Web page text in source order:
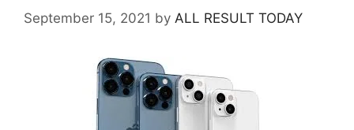
September 15, 2021 by ALL RESULT TODAY